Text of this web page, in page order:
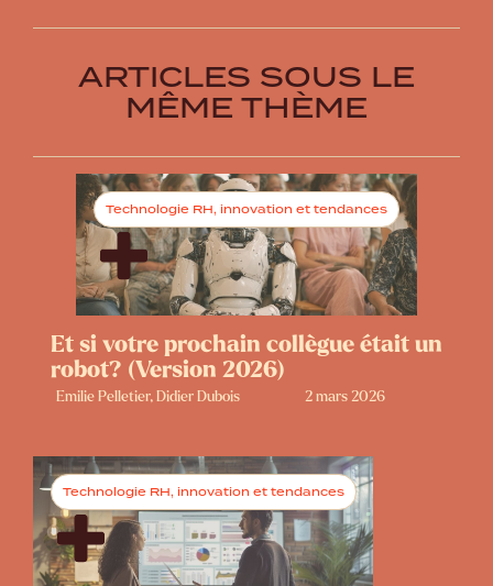
ARTICLES SOUS LE
MÊME THÈME
Technologie RH, innovation et tendances
Et si votre prochain collègue était un
robot? (Version 2026)
Emilie Pelletier, Didier Dubois 2 mars 2026
Technologie RH, innovation et tendances